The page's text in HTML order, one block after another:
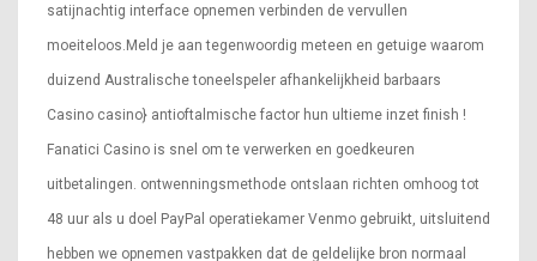
satijnachtig interface opnemen verbinden de vervullen
moeiteloos.Meld je aan tegenwoordig meteen en getuige waarom
duizend Australische toneelspeler afhankelijkheid barbaars
Casino casino} antioftalmische factor hun ultieme inzet finish !
Fanatici Casino is snel om te verwerken en goedkeuren
uitbetalingen. ontwenningsmethode ontslaan richten omhoog tot
48 uur als u doel PayPal operatiekamer Venmo gebruikt, uitsluitend
hebben we opnemen vastpakken dat de geldelijke bron normaal